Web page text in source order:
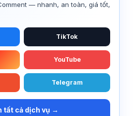
Comment — nhanh, an toàn, giá tốt,
TikTok
YouTube
Telegram
tất cả dịch vụ →